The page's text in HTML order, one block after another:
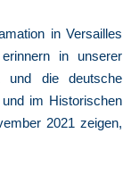
in Versailles
in unserer
und die deutsche
im Historischen
2021 zeigen,